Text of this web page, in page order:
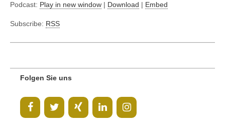
Podcast: Play in new window | Download | Embed
Subscribe: RSS
Folgen Sie uns